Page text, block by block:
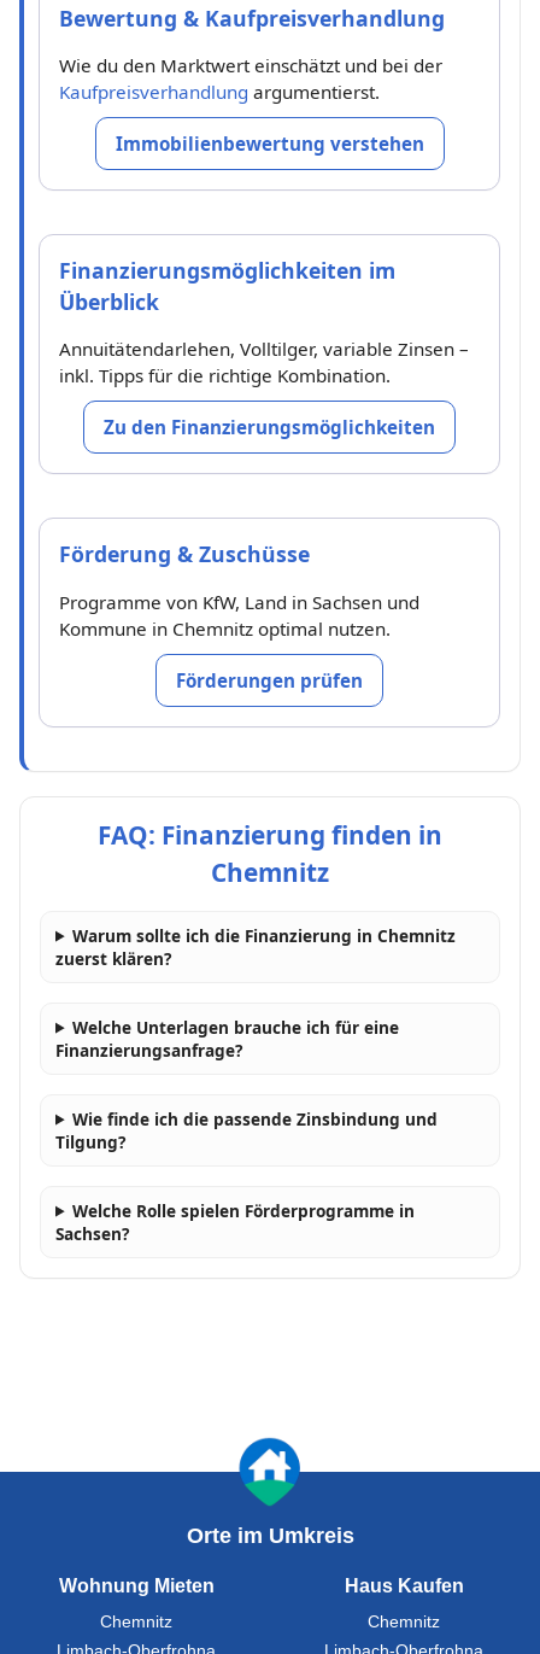
Bewertung & Kaufpreisverhandlung
Wie du den Marktwert einschätzt und bei der
Kaufpreisverhandlung argumentierst.
Immobilienbewertung verstehen
Finanzierungsmöglichkeiten im
Überblick
Annuitätendarlehen, Volltilger, variable Zinsen –
inkl. Tipps für die richtige Kombination.
Zu den Finanzierungsmöglichkeiten
Förderung & Zuschüsse
Programme von KfW, Land in Sachsen und
Kommune in Chemnitz optimal nutzen.
Förderungen prüfen
FAQ: Finanzierung finden in
Chemnitz
Warum sollte ich die Finanzierung in Chemnitz
zuerst klären?
Welche Unterlagen brauche ich für eine
Finanzierungsanfrage?
Wie finde ich die passende Zinsbindung und
Tilgung?
Welche Rolle spielen Förderprogramme in
Sachsen?
Orte im Umkreis
Wohnung Mieten
Chemnitz
Haus Kaufen
Chemnitz